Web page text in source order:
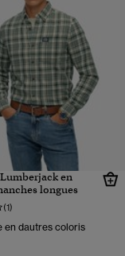
en
longues
(1)
en dautres coloris